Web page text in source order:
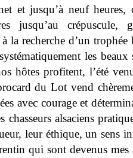
et jusqu’à neuf heures,
crépuscule,
la recherche d’un trophée
les beaux
hôtes profitent, l’été
du Lot vend
avec courage et
alsaciens
leur éthique, un sens
qui sont devenus